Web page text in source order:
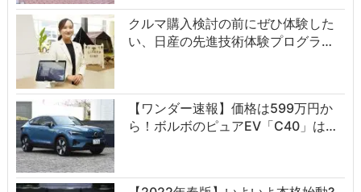
クルマ購入検討の前にぜひ体験した
い、日産の先進技術体験プログラ…
【ワンダー速報】価格は599万円か
ら！ボルボのピュアEV「C40」は…